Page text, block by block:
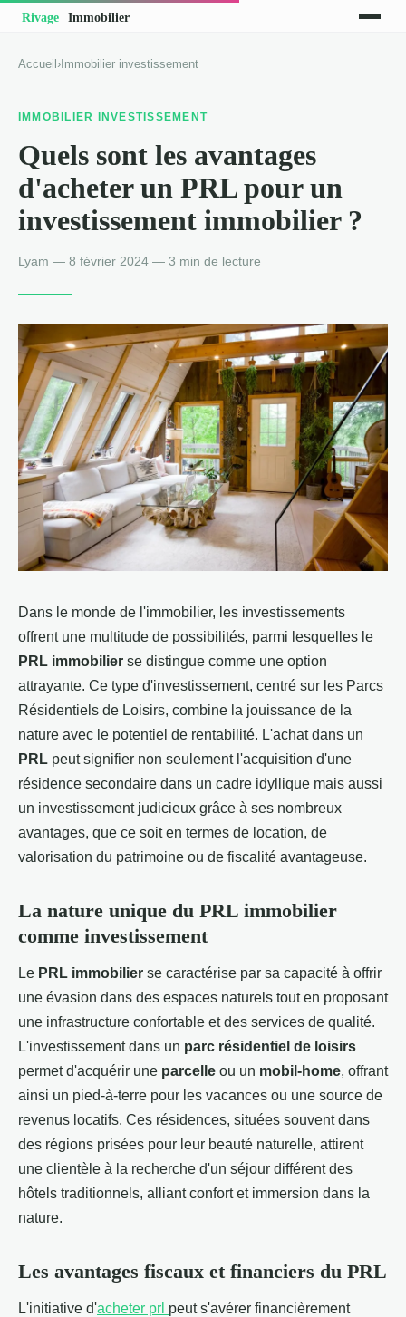
Accueil › Immobilier investissement
IMMOBILIER INVESTISSEMENT
Quels sont les avantages
d'acheter un PRL pour un
investissement immobilier ?
Lyam — 8 février 2024 — 3 min de lecture
Dans le monde de l'immobilier, les investissements
offrent une multitude de possibilités, parmi lesquelles le
PRL immobilier se distingue comme une option
attrayante. Ce type d'investissement, centré sur les Parcs
Résidentiels de Loisirs, combine la jouissance de la
nature avec le potentiel de rentabilité. L'achat dans un
PRL peut signifier non seulement l'acquisition d'une
résidence secondaire dans un cadre idyllique mais aussi
un investissement judicieux grâce à ses nombreux
avantages, que ce soit en termes de location, de
valorisation du patrimoine ou de fiscalité avantageuse.
La nature unique du PRL immobilier
comme investissement
Le PRL immobilier se caractérise par sa capacité à offrir
une évasion dans des espaces naturels tout en proposant
une infrastructure confortable et des services de qualité.
L'investissement dans un parc résidentiel de loisirs
permet d'acquérir une parcelle ou un mobil-home, offrant
ainsi un pied-à-terre pour les vacances ou une source de
revenus locatifs. Ces résidences, situées souvent dans
des régions prisées pour leur beauté naturelle, attirent
une clientèle à la recherche d'un séjour différent des
hôtels traditionnels, alliant confort et immersion dans la
nature.
Les avantages fiscaux et financiers du PRL
L'initiative d'acheter prl peut s'avérer financièrement